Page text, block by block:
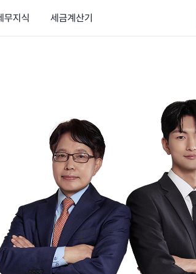
무지식 세금계산기